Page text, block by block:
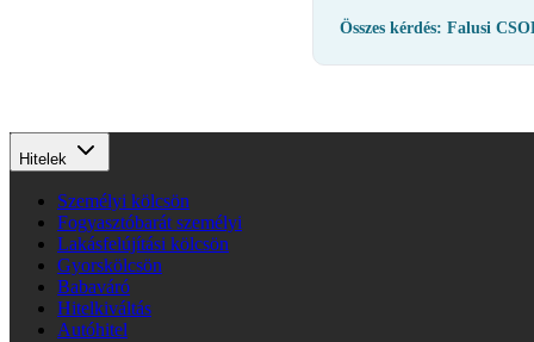
Összes kérdés: Falusi
Hitelek
Személyi kölcsön
Fogyasztóbarát személyi
Lakásfelújítási kölcsön
Gyorskölcsön
Babaváró
Hitelkiváltás
Autóhitel